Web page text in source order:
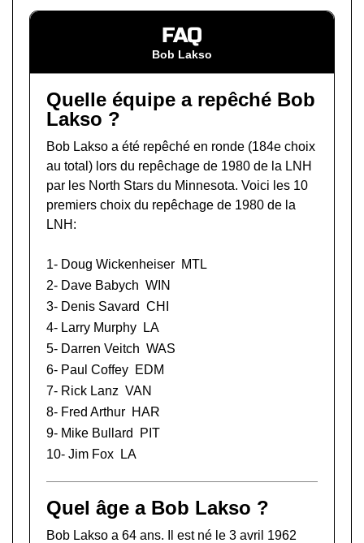
FAQ
Bob Lakso
Quelle équipe a repêché Bob
Lakso ?
Bob Lakso a été repêché en ronde (184e choix
au total) lors du repêchage de 1980 de la LNH
par les North Stars du Minnesota. Voici les 10
premiers choix du repêchage de 1980 de la
LNH:
1- Doug Wickenheiser MTL
2- Dave Babych WIN
3- Denis Savard CHI
4- Larry Murphy
LA
5- Darren Veitch WAS
6- Paul Coffey EDM
7- Rick Lanz VAN
8- Fred Arthur HAR
9- Mike Bullard
PIT
10- Jim Fox LA
Quel âge a Bob Lakso ?
Bob Lakso a 64 ans. Il est né le 3 avril 1962